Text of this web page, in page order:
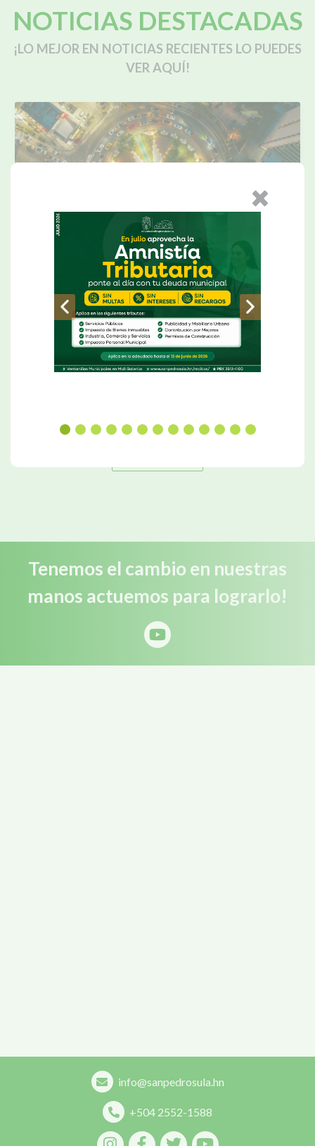
NOTICIAS DESTACADAS
¡LO MEJOR EN NOTICIAS RECIENTES LO PUEDES
VER AQUÍ!
Leer Más
Tenemos el cambio en nuestras
manos actuemos para lograrlo!
info@sanpedrosula.hn
+504 2552-1588